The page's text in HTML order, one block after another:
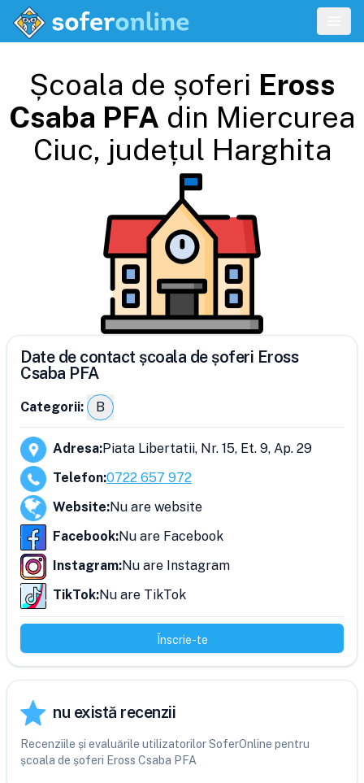
Școala de șoferi Eross
Csaba PFA din Miercurea
Ciuc, județul Harghita
Date de contact școala de șoferi Eross
Csaba PFA
Categorii: B
Adresa:Piata Libertatii, Nr. 15, Et. 9, Ap. 29
Telefon:0722 657 972
Website:Nu are website
Facebook:Nu are Facebook
Instagram:Nu are Instagram
TikTok:Nu are TikTok
Înscrie-te
nu există recenzii
Recenziile și evaluările utilizatorilor SoferOnline pentru
școala de șoferi Eross Csaba PFA